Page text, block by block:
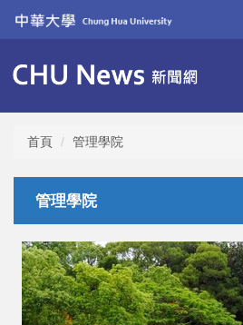
跳
要
內
首頁
管理學院
管理學院